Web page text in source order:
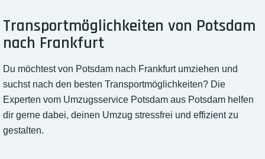
Transportmöglichkeiten von Potsdam
nach Frankfurt
Du möchtest von Potsdam nach Frankfurt umziehen und
suchst nach den besten Transportmöglichkeiten? Die
Experten vom Umzugsservice Potsdam aus Potsdam helfen
dir gerne dabei, deinen Umzug stressfrei und effizient zu
gestalten.